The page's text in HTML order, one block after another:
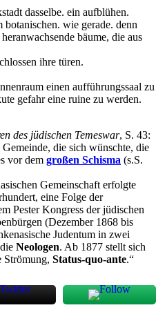
dasselbe. ein aufblühen.
wie gerade. denn
bäume, die aus
ihre türen.
einen aufführungssaal zu
gefahr eine ruine zu werden.
des jüdischen Temeswar, S. 43:
die sich wünschte, die
vor dem großen Schisma (s.S.
Gemeinschaft erfolgte
eine Folge der
Pester Kongress der jüdischen
(Dezember 1868 bis
Judentum in zwei
Neologen. Ab 1877 stellt sich
Strömung, Status-quo-ante.“